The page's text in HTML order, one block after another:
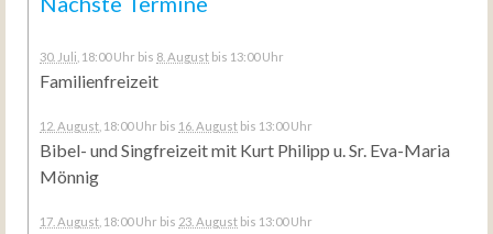
30. Juli , 18:00 Uhr bis 8. August bis 13:00 Uhr
Familienfreizeit
12. August , 18:00 Uhr bis 16. August bis 13:00 Uhr
Bibel- und Singfreizeit mit Kurt Philipp u. Sr. Eva-Maria
Mönnig
17. August , 18:00 Uhr bis 23. August bis 13:00 Uhr